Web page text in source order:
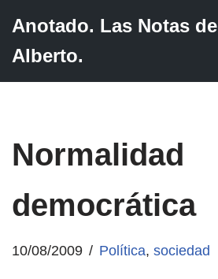
Saltar
Anotado. Las Notas de
Alberto.
Normalidad
democrática
10/08/2009 Política, sociedad